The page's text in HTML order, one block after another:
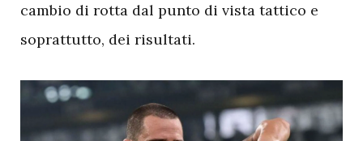
cambio di rotta dal punto di vista tattico e
soprattutto, dei risultati.